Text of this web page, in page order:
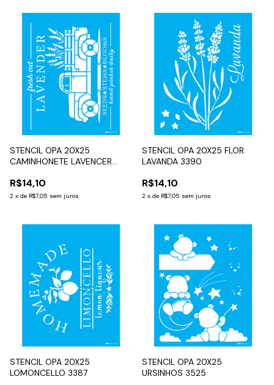
STENCIL OPA 20X25
CAMINHONETE LAVENCER
R$14,10
2 x de R$7,05 sem juros
STENCIL OPA 20X25 FLOR
LAVANDA 3390
R$14,10
2 x de R$7,05 sem juros
STENCIL OPA 20X25
LOMONCELLO 3387
STENCIL OPA 20X25
URSINHOS 3525